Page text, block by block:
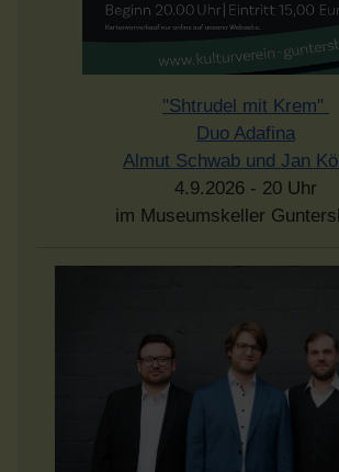
"Shtrudel mit Krem"
Duo Adafina
Almut Schwab und Jan
4.9.2026 - 20 Uhr
im Museumskeller